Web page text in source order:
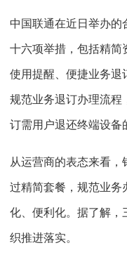
中国联通在近日举办
十六项举措，包括精简
使用提醒、便捷业务退
规范业务退订办理流程
订需用户退还终端设备
从运营商的表态来看，
过精简套餐，规范业务
化、便利化。据了解，
织推进落实。